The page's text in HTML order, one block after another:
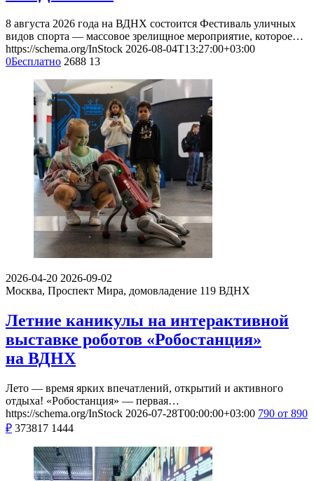
8 августа 2026 года на ВДНХ состоится Фестиваль уличных
видов спорта — массовое зрелищное мероприятие, которое…
https://schema.org/InStock 2026-08-04T13:27:00+03:00
0Бесплатно 2688 13
2026-04-20 2026-09-02
Москва, Проспект Мира, домовладение 119 ВДНХ
Летние каникулы на интерактивной
выставке роботов «Робостанция»
на ВДНХ
Лето — время ярких впечатлений, открытий и активного
отдыха! «Робостанция» — первая…
https://schema.org/InStock 2026-07-28T00:00:00+03:00 790 от 890
₽ 373817 1444